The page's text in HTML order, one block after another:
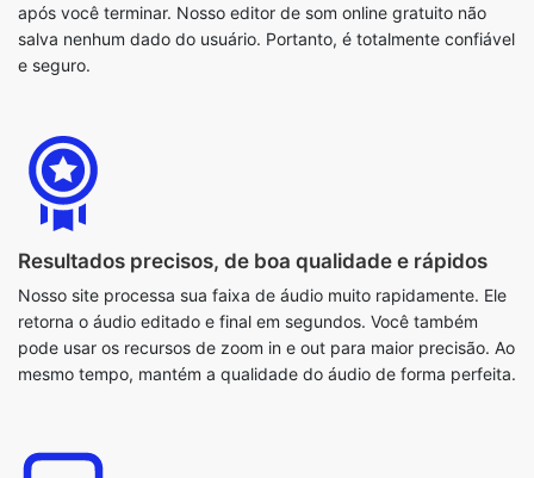
Resultados precisos, de boa qualidade e rápidos
Nosso site processa sua faixa de áudio muito rapidamente. Ele
retorna o áudio editado e final em segundos. Você também
mesmo tempo, mantém a qualidade do áudio de forma perfeita.
Fornece suporte multiplataforma